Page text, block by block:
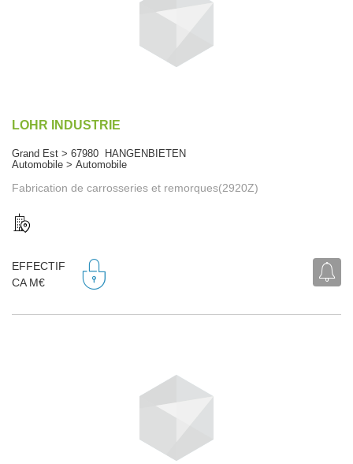
LOHR INDUSTRIE
Grand Est > 67980 HANGENBIETEN
Automobile > Automobile
Fabrication de carrosseries et remorques(2920Z)
EFFECTIF
CA M€